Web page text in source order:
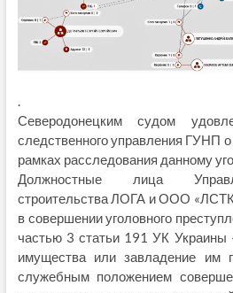
.
Северодонецким судом
следственного управления ГУНП
рамках расследования данному
Должностные лица
строительства ЛОГА и ООО
в совершении уголовного
частью 3 статьи 191 УК Украины
имущества или завладение им
служебным положением